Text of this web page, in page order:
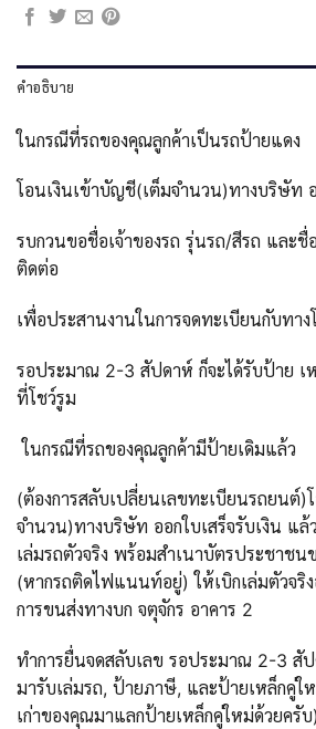
คำอธิบาย
ในกรณีที่รถของคุณลูกค้าเป็นรถป้ายแดง
โอนเงินเข้าบัญชี(เต็มจำนวน)ทางบริษัท อ
รบกวนขอชื่อเจ้าของรถ รุ่นรถ/สีรถ และชื่
ติดต่อ
เพื่อประสานงานในการจดทะเบียนกับทาง
รอประมาณ 2-3 สัปดาห์ ก็จะได้รับป้าย เ
ที่โชว์รูม
ในกรณีที่รถของคุณลูกค้ามีป้ายเดิมแล้ว
(ต้องการสลับเปลี่ยนเลขทะเบียนรถยนต์)
จำนวน)ทางบริษัท ออกใบเสร็จรับเงิน แล้
เล่มรถตัวจริง พร้อมสำเนาบัตรประชาชน
(หากรถติดไฟแนนท์อยู่) ให้เบิกเล่มตัวจริ
การขนส่งทางบก จตุจักร อาคาร 2
ทำการยื่นจดสลับเลข รอประมาณ 2-3 สั
มารับเล่มรถ, ป้ายภาษี, และป้ายเหล็กคู่ใ
เก่าของคุณมาแลกป้ายเหล็กคู่ใหม่ด้วยครับ)